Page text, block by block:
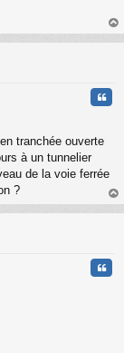
au
tranchée ouverte
à un tunnelier
de la voie ferrée
?
au